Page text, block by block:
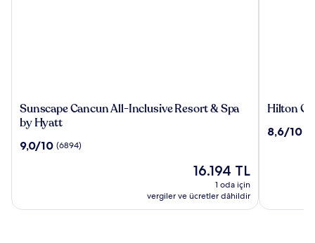
Sunscape
Cancun
Inclusive
by
Sunscape Cancun All-Inclusive Resort & Spa
by Hyatt
10
9,0/10 (6894)
Güncel
16.194 TL
16.194 TL
1 oda için
vergiler ve ücretler dâhildir
Hilton
an
Hilton
10
8,6/10